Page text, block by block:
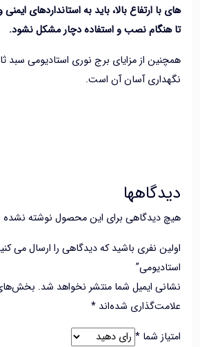
ارتفاع بالا، باید به استانداردهای ایمنی و بین
نصب و استفاده دچار مشکل نشود.
از مزایای برج نوری استادیومی سبد ثابت،
آسان آن است.
دیدگاهی برای این محصول نوشته نشده است.
نفری باشید که دیدگاهی را ارسال می کنید برای
ایمیل شما منتشر نخواهد شد.بخش‌های
شده‌اند *
شما*